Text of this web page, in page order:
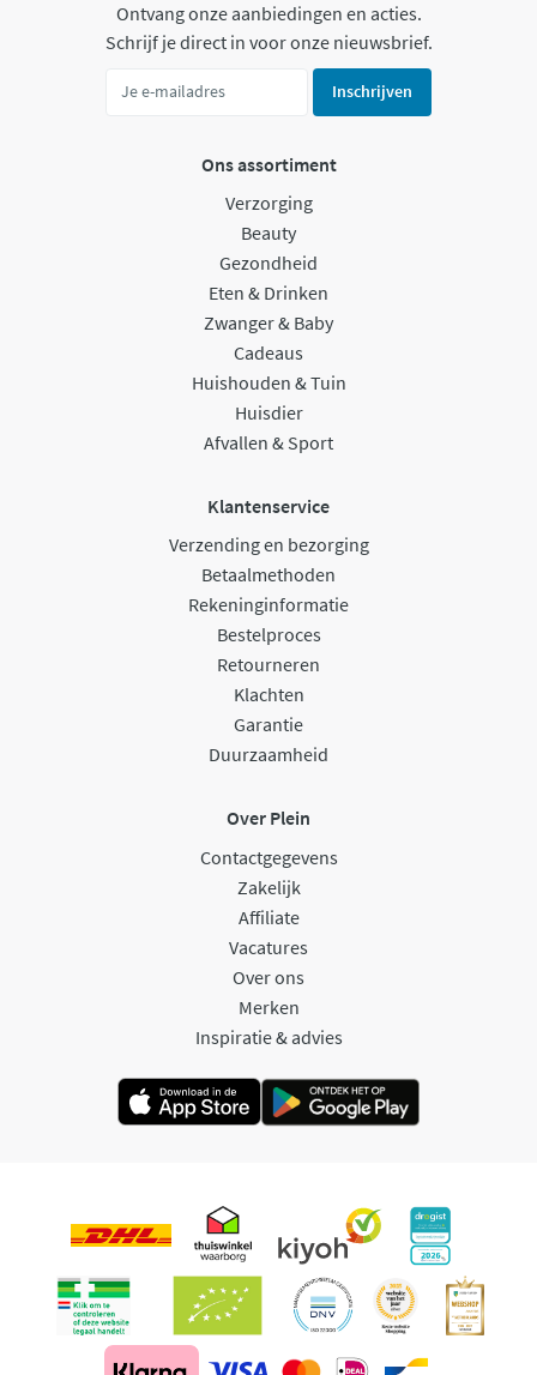
Ontvang onze aanbiedingen en acties.
Schrijf je direct in voor onze nieuwsbrief.
Inschrijven
Ons assortiment
Verzorging
Beauty
Gezondheid
Eten & Drinken
Zwanger & Baby
Cadeaus
Huishouden & Tuin
Huisdier
Afvallen & Sport
Klantenservice
Verzending en bezorging
Betaalmethoden
Rekeninginformatie
Bestelproces
Retourneren
Klachten
Garantie
Duurzaamheid
Over Plein
Contactgegevens
Zakelijk
Affiliate
Vacatures
Over ons
Merken
Inspiratie & advies